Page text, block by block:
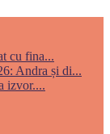
cu fina...
Andra și di...
izvor....